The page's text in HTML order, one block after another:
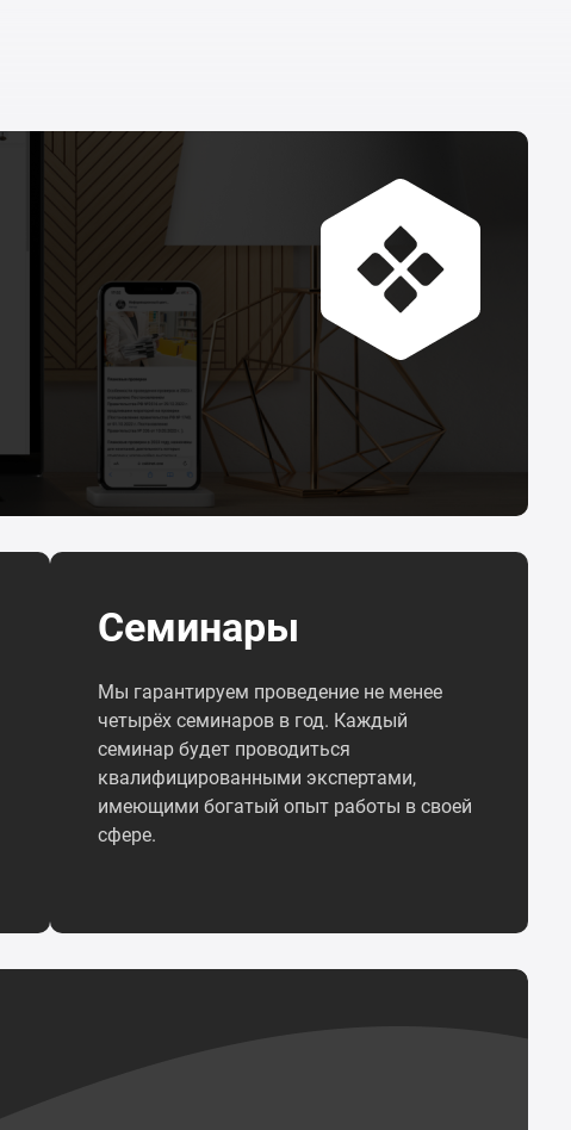
Семинары
Мы гарантируем проведение не менее
четырёх семинаров в год. Каждый
семинар будет проводиться
квалифицированными экспертами,
имеющими богатый опыт работы в своей
сфере.